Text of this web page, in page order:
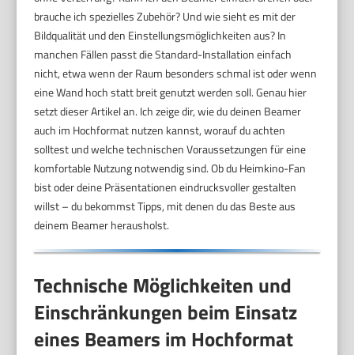
brauche ich spezielles Zubehör? Und wie sieht es mit der
Bildqualität und den Einstellungsmöglichkeiten aus? In
manchen Fällen passt die Standard-Installation einfach
nicht, etwa wenn der Raum besonders schmal ist oder wenn
eine Wand hoch statt breit genutzt werden soll. Genau hier
setzt dieser Artikel an. Ich zeige dir, wie du deinen Beamer
auch im Hochformat nutzen kannst, worauf du achten
solltest und welche technischen Voraussetzungen für eine
komfortable Nutzung notwendig sind. Ob du Heimkino-Fan
bist oder deine Präsentationen eindrucksvoller gestalten
willst – du bekommst Tipps, mit denen du das Beste aus
deinem Beamer herausholst.
Technische Möglichkeiten und
Einschränkungen beim Einsatz
eines Beamers im Hochformat